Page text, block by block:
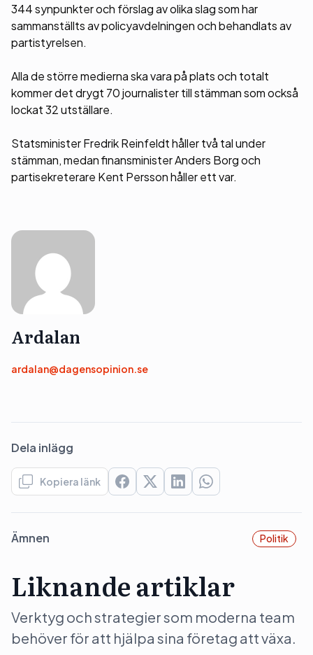
344 synpunkter och förslag av olika slag som har
sammanställts av policyavdelningen och behandlats av
partistyrelsen.
Alla de större medierna ska vara på plats och totalt
kommer det drygt 70 journalister till stämman som också
lockat 32 utställare.
Statsminister Fredrik Reinfeldt håller två tal under
stämman, medan finansminister Anders Borg och
partisekreterare Kent Persson håller ett var.
Ardalan
ardalan@dagensopinion.se
Dela inlägg
Kopiera länk
Ämnen Politik
Liknande artiklar
Verktyg och strategier som moderna team
behöver för att hjälpa sina företag att växa.